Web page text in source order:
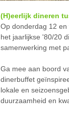
(H)eerlijk dineren
Op donderdag 12
het jaarlijkse '80/20
samenwerking met
Ga mee aan boord
dinerbuffet
lokale en
duurzaamheid en